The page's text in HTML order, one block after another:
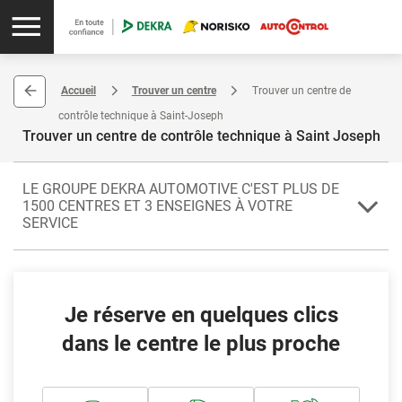
Accueil Trouver un centre
Trouver un centre de
contrôle technique à Saint-Joseph
Trouver un centre de contrôle technique à Saint Joseph
LE GROUPE DEKRA AUTOMOTIVE C'EST PLUS DE
1500 CENTRES ET 3 ENSEIGNES À VOTRE
SERVICE
Votre centre prend en charge le contrôle technique de 4x4, de
véhicule de collection, de camping-car ou de véhicule utilitaire. Il
Je réserve en quelques clics
dans le centre le plus proche